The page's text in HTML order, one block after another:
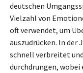
deutschen
Vielzahl von
oft verwendet, um
auszudrücken. In der
schnell verbreitet
durchdrungen,